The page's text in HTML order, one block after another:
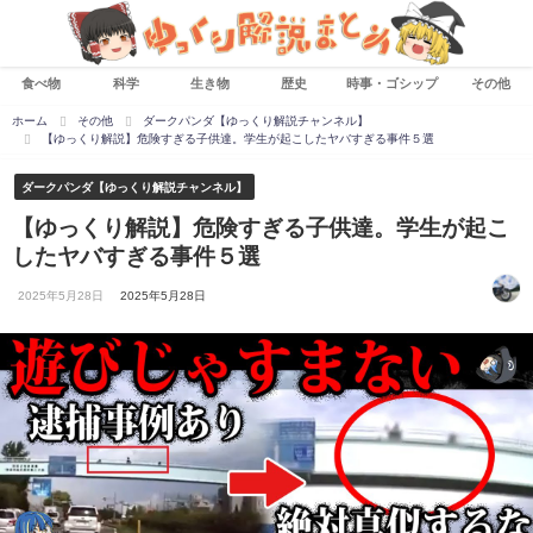
食べ物 科学 生き物 歴史 時事・ゴシップ その他
ホーム その他
ダークパンダ【ゆっくり解説チャンネル】
【ゆっくり解説】危険すぎる子供達。学生が起こしたヤバすぎる事件５選
ダークパンダ【ゆっくり解説チャンネル】
【ゆっくり解説】危険すぎる子供達。学生が起こ
したヤバすぎる事件５選
2025年5月28日 2025年5月28日